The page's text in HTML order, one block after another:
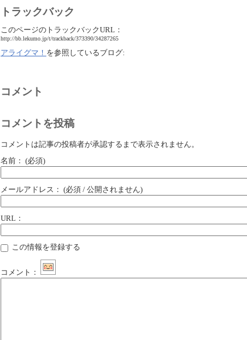
トラックバック
このページのトラックバックURL：
http://bb.lekumo.jp/t/trackback/373390/34287265
アライグマ！ を参照しているブログ:
コメント
コメントを投稿
コメントは記事の投稿者が承認するまで表示されません。
名前： (必須)
メールアドレス： (必須 / 公開されません)
URL：
この情報を登録する
コメント：